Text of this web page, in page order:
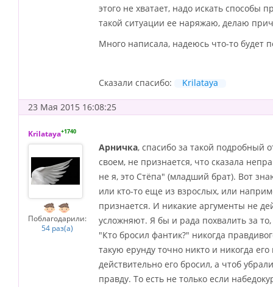
этого не хватает, надо искать
такой ситуации ее наряжаю, делаю
Много написала, надеюсь что-то будет
Сказали спасибо: Krilataya
23 Мая 2015 16:08:25
Krilataya+1740
Поблагодарили:
54 раз(а)
Арничка, спасибо за такой подробный
своем, не признается, что сказала
не я, это Стёпа" (младший брат). Вот
или кто-то еще из взрослых, или
признается. И никакие аргументы не
усложняют. Я бы и рада похвалить за
"Кто бросил фантик?" никогда
такую ерунду точно никто и никогда
действительно его бросил, а чтоб
правду. То есть не только если